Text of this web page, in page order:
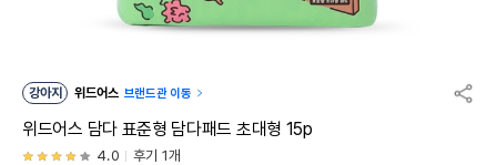
강아지 위드어스 브랜드관 이동
위드어스 담다 표준형 담다패드 초대형 15p
4.0 후기 1개